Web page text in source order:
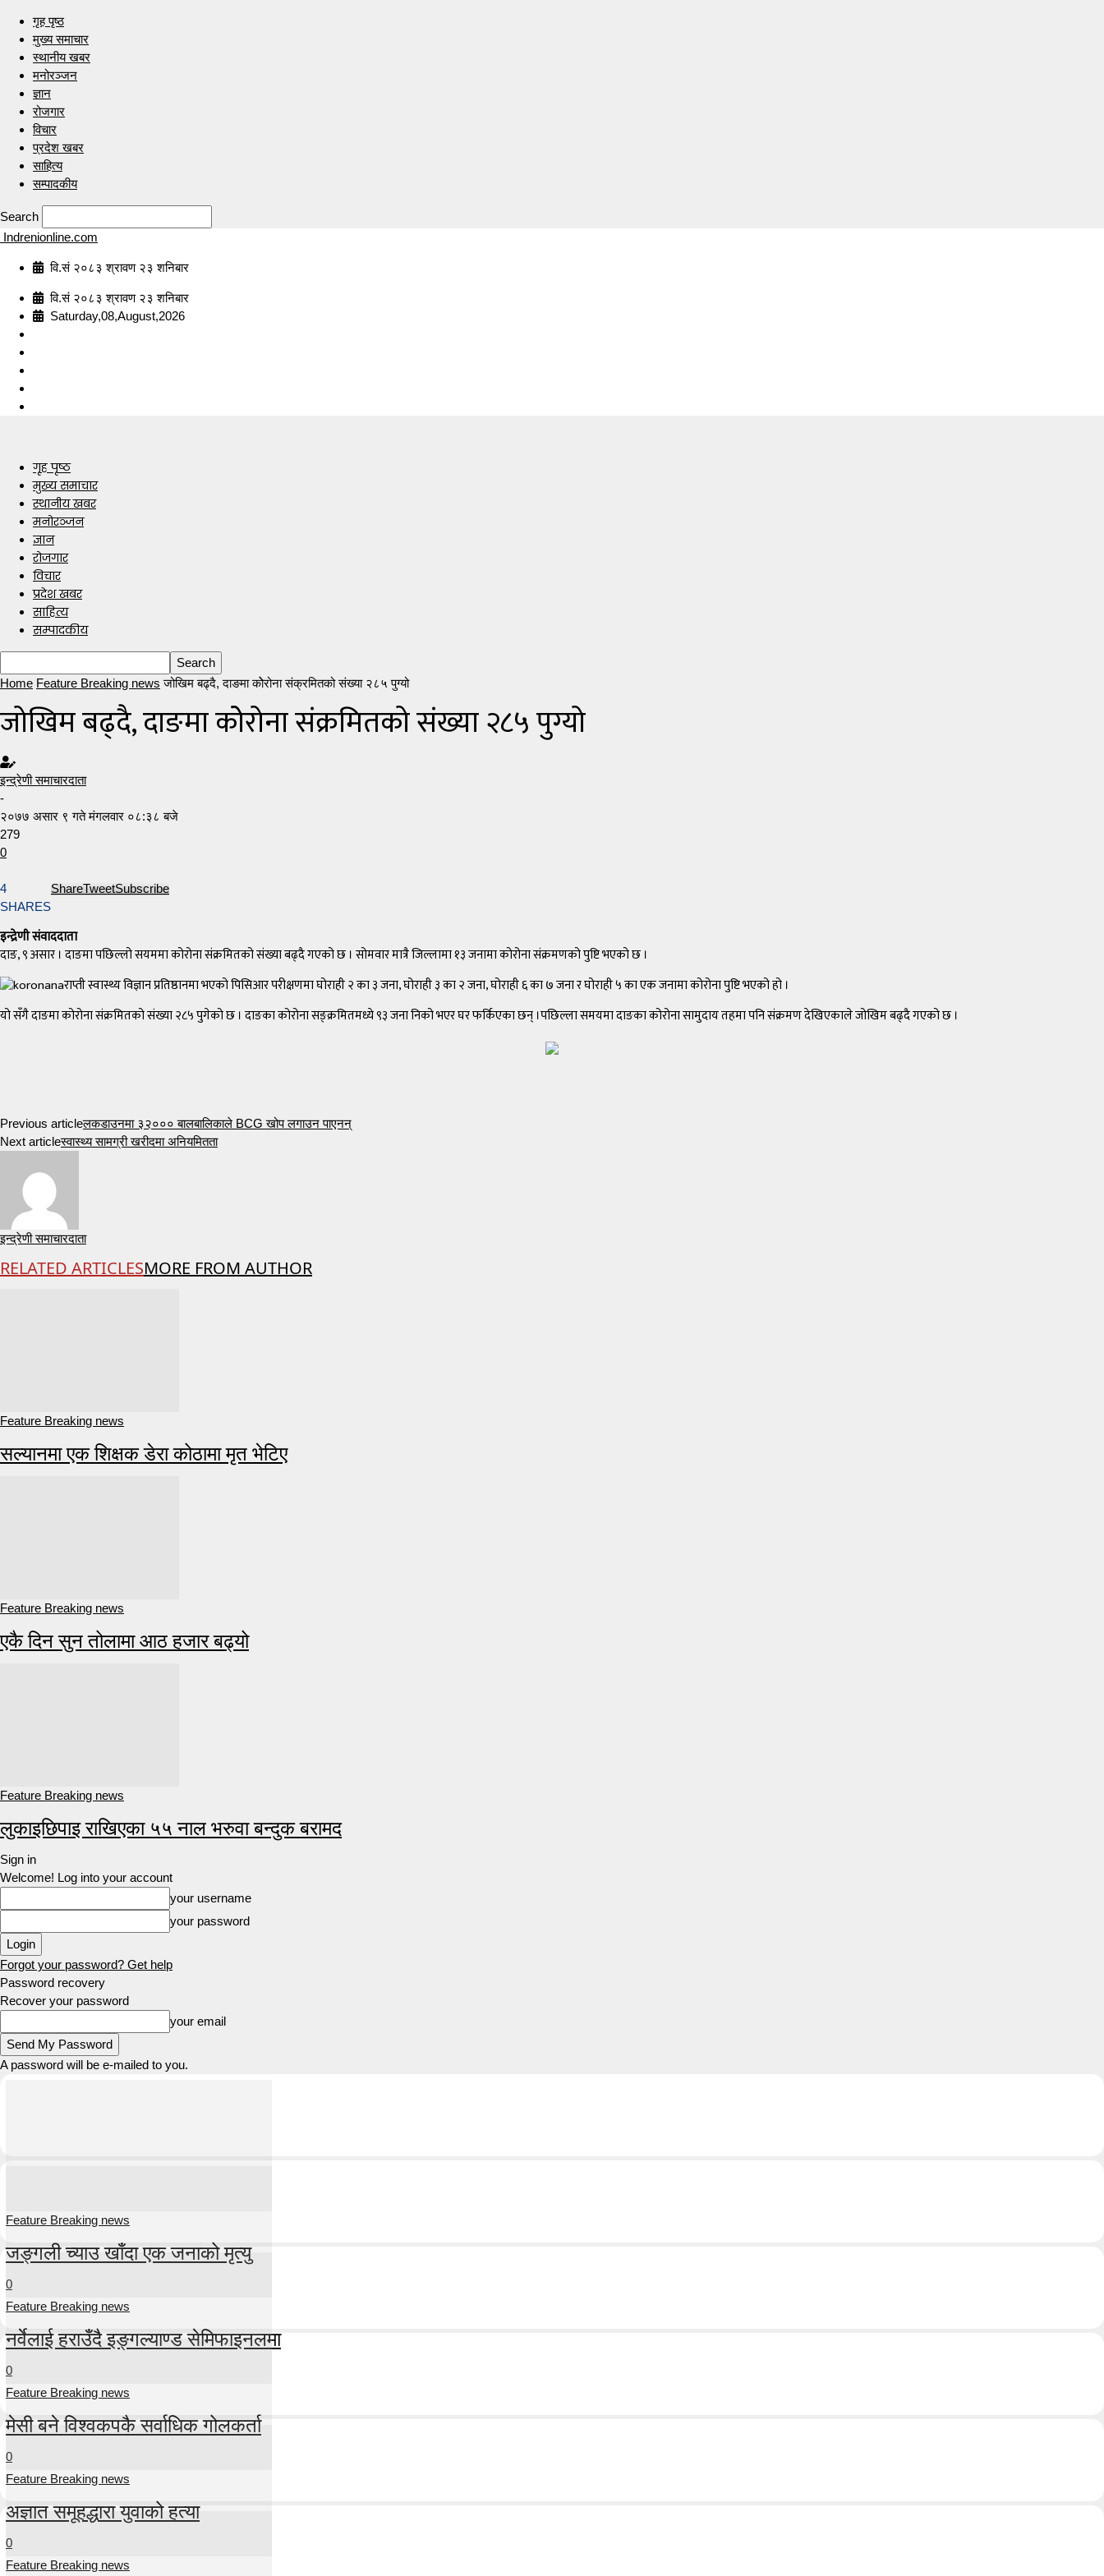
गृह पृष्ठ
मुख्य समाचार
स्थानीय खबर
मनोरञ्जन
ज्ञान
रोजगार
विचार
प्रदेश खबर
साहित्य
सम्पादकीय
Search
Indrenionline.com
वि.सं २०८३ श्रावण २३ शनिबार
वि.सं २०८३ श्रावण २३ शनिबार
Saturday,08,August,2026
गृह पृष्ठ
मुख्य समाचार
स्थानीय खबर
मनोरञ्जन
ज्ञान
रोजगार
विचार
प्रदेश खबर
साहित्य
सम्पादकीय
Home Feature Breaking news जोखिम बढ्दै, दाङमा कोेरोना संक्रमितको संख्या २८५ पुग्यो
जोखिम बढ्दै, दाङमा कोेरोना संक्रमितको संख्या २८५ पुग्यो
इन्द्रेणी समाचारदाता
-
२०७७ असार ९ गते मंगलवार ०८:३८ बजे
279
0
4
SHARES
ShareTweetSubscribe
इन्द्रेणी संवाददाता
दाङ, ९ असार । दाङमा पछिल्लो सयममा कोरोना संक्रमितको संख्या बढ्दै गएको छ । सोमवार मात्रै जिल्लामा १३ जनामा कोरोना संक्रमणको पुष्टि भएको छ ।
राप्ती स्वास्थ्य विज्ञान प्रतिष्ठानमा भएको पिसिआर परीक्षणमा घोराही २ का ३ जना, घोराही ३ का २ जना, घोराही ६ का ७ जना र घोराही ५ का एक जनामा कोरोना पुष्टि भएको हो ।
यो सँगै दाङमा कोरोना संक्रमितको संख्या २८५ पुगेको छ । दाङका कोरोना सङ्क्रमितमध्ये ९३ जना निको भएर घर फर्किएका छन् ।पछिल्ला समयमा दाङका कोरोना सामुदाय तहमा पनि संक्रमण देखिएकाले जोखिम बढ्दै गएको छ ।
Previous articleलकडाउनमा ३२००० बालबालिकाले BCG खोप लगाउन पाएनन्
Next articleस्वास्थ्य सामग्री खरीदमा अनियमितता
इन्द्रेणी समाचारदाता
RELATED ARTICLESMORE FROM AUTHOR
Feature Breaking news
सल्यानमा एक शिक्षक डेरा कोठामा मृत भेटिए
Feature Breaking news
एकै दिन सुन तोलामा आठ हजार बढ्यो
Feature Breaking news
लुकाइछिपाइ राखिएका ५५ नाल भरुवा बन्दुक बरामद
Sign in
Welcome! Log into your account
your username
your password
Forgot your password? Get help
Password recovery
Recover your password
your email
A password will be e-mailed to you.
Feature Breaking news
जङ्गली च्याउ खाँदा एक जनाको मृत्यु
0
Feature Breaking news
नर्वेलाई हराउँदै इङ्गल्याण्ड सेमिफाइनलमा
0
Feature Breaking news
मेसी बने विश्वकपकै सर्वाधिक गोलकर्ता
0
Feature Breaking news
अज्ञात समूहद्धारा युवाको हत्या
0
Feature Breaking news